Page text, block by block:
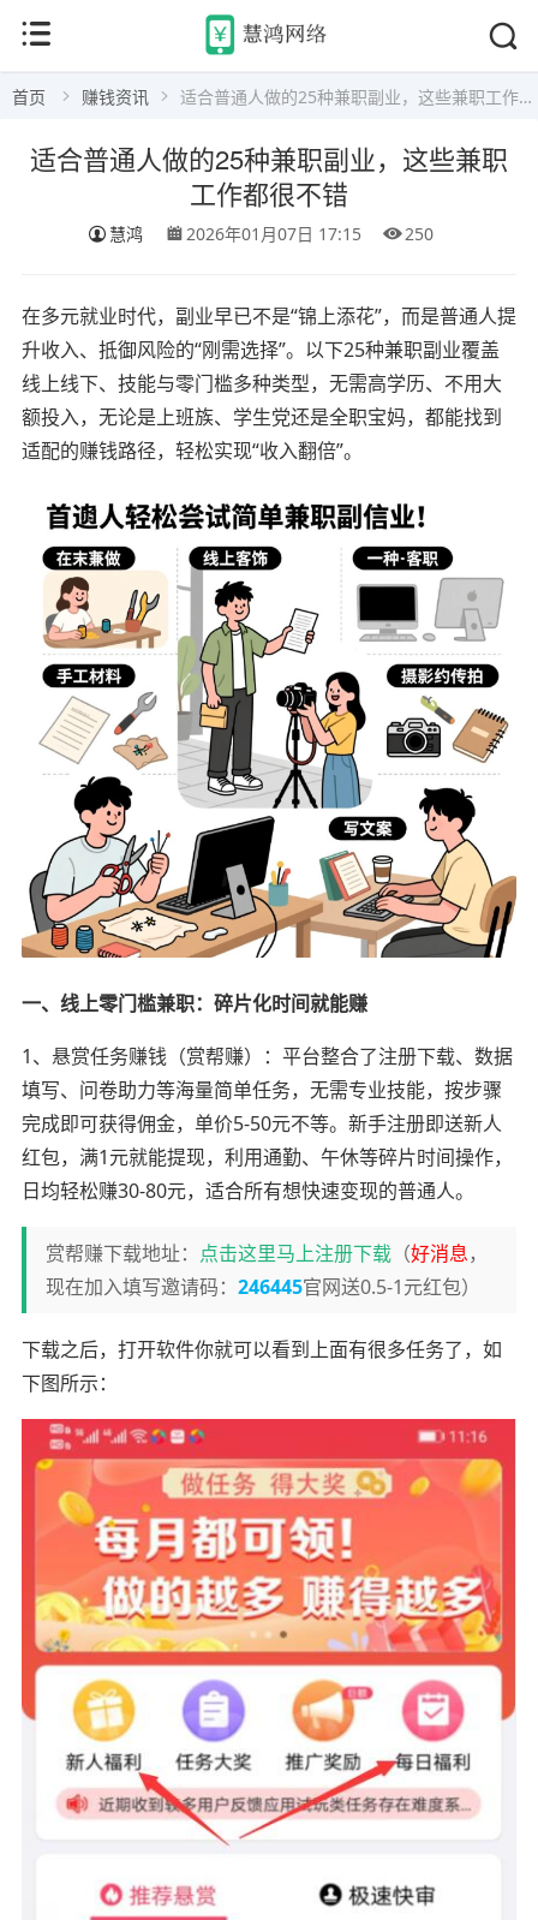
首页 赚钱资讯 适合普通人做的25种兼职副业，这些兼职工作都很不错
适合普通人做的25种兼职副业，这些兼职
工作都很不错
慧鸿 2026年01月07日 17:15 250
在多元就业时代，副业早已不是“锦上添花”，而是普通人提
升收入、抵御风险的“刚需选择”。以下25种兼职副业覆盖
线上线下、技能与零门槛多种类型，无需高学历、不用大
额投入，无论是上班族、学生党还是全职宝妈，都能找到
适配的赚钱路径，轻松实现“收入翻倍”。
一、线上零门槛兼职：碎片化时间就能赚
1、悬赏任务赚钱（赏帮赚）：平台整合了注册下载、数据
填写、问卷助力等海量简单任务，无需专业技能，按步骤
完成即可获得佣金，单价5-50元不等。新手注册即送新人
红包，满1元就能提现，利用通勤、午休等碎片时间操作，
日均轻松赚30-80元，适合所有想快速变现的普通人。
赏帮赚下载地址： 点击这里马上注册下载（好消息，
现在加入填写邀请码： 246445官网送0.5-1元红包）
下载之后，打开软件你就可以看到上面有很多任务了，如
下图所示：